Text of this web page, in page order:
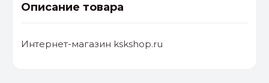
Описание товара
Интернет-магазин kskshop.ru